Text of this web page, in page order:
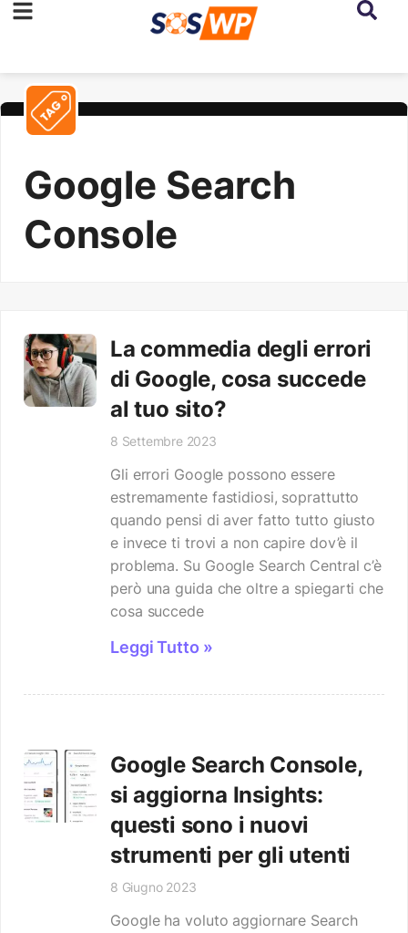
Google Search
Console
La commedia degli errori
di Google, cosa succede
al tuo sito?
8 Settembre 2023
Gli errori Google possono essere
estremamente fastidiosi, soprattutto
quando pensi di aver fatto tutto giusto
e invece ti trovi a non capire dov’è il
problema. Su Google Search Central c’è
però una guida che oltre a spiegarti che
cosa succede
Leggi Tutto »
Google Search Console,
si aggiorna Insights:
questi sono i nuovi
strumenti per gli utenti
8 Giugno 2023
Google ha voluto aggiornare Search